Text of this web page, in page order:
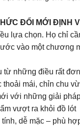
ĐỔI MỚI ĐỊNH
lựa chọn. Họ chỉ
vào một chương
từ những điều rất
thoải mái, chỉn chu
với những giải
vượt ra khỏi đồ lót
dễ mặc – phù